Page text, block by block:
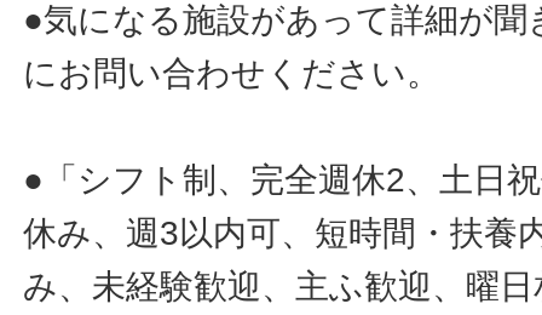
●気になる施設があって詳細が
にお問い合わせください。
●「シフト制、完全週休2、土日
休み、週3以内可、短時間・扶養
み、未経験歓迎、主ふ歓迎、曜